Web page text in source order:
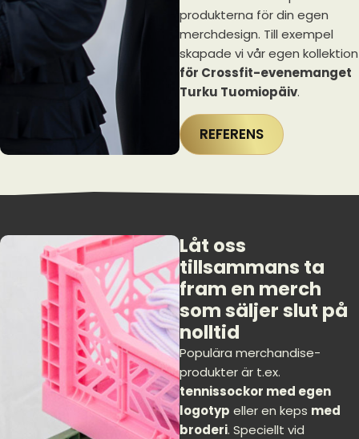
produkterna för din egen
merchdesign. Till exempel
skapade vi vår egen kollektion
för Crossfit-evenemanget
Turku Tuomiopäiv.
REFERENS
Låt oss
tillsammans ta
fram en merch
som säljer slut på
nolltid
Populära merchandise-
produkter är t.ex.
tennissockor med egen
logotyp eller en keps med
broderi. Speciellt vid